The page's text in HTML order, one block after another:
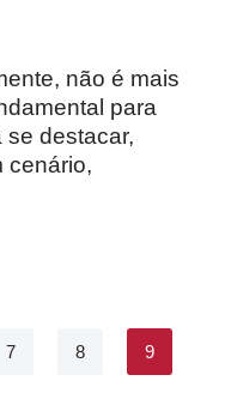
não é mais
para
destacar,
cenário,
7 8 9